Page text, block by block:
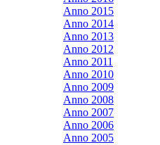
Anno 2015
Anno 2014
Anno 2013
Anno 2012
Anno 2011
Anno 2010
Anno 2009
Anno 2008
Anno 2007
Anno 2006
Anno 2005